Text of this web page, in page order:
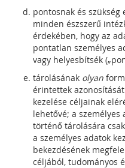
pontosnak és
minden észszerű
érdekében, hogy az
pontatlan személyes
vagy helyesbítsék
tárolásának olyan
érintettek
kezelése céljainak
lehetővé; a
történő tárolására
a személyes adatok
bekezdésének
céljából, tudományos